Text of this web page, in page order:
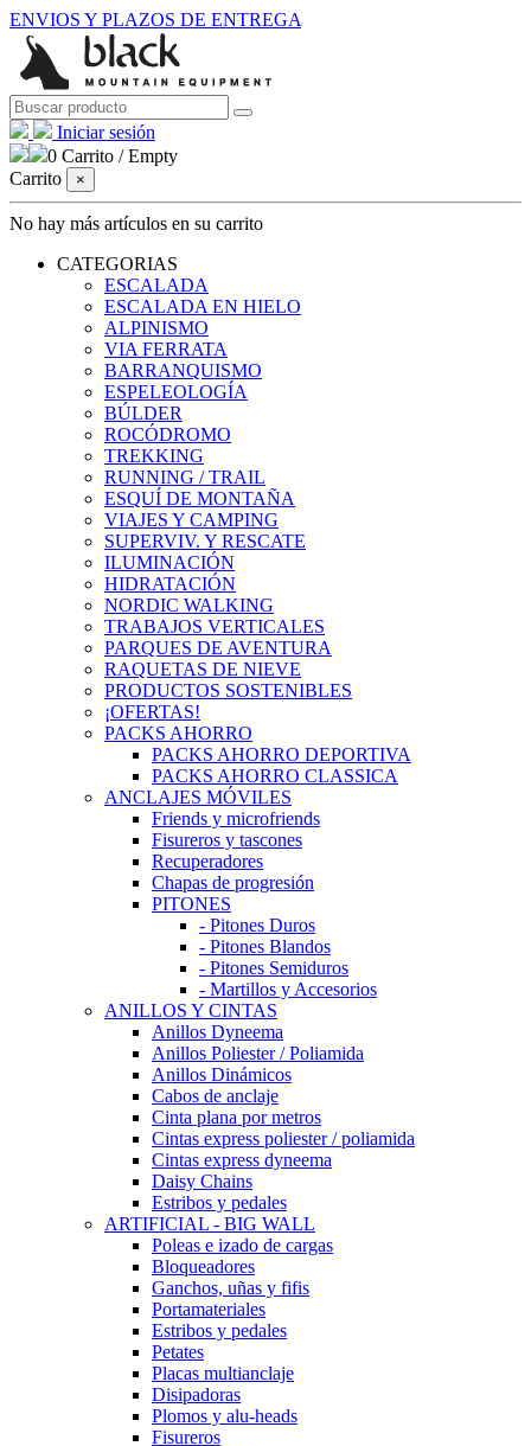
ENVIOS Y PLAZOS DE ENTREGA
Iniciar sesión
0 Carrito /Empty
Carrito
×
No hay más artículos en su carrito
CATEGORIAS
ESCALADA
ESCALADA EN HIELO
ALPINISMO
VIA FERRATA
BARRANQUISMO
ESPELEOLOGÍA
BÚLDER
ROCÓDROMO
TREKKING
RUNNING / TRAIL
ESQUÍ DE MONTAÑA
VIAJES Y CAMPING
SUPERVIV. Y RESCATE
ILUMINACIÓN
HIDRATACIÓN
NORDIC WALKING
TRABAJOS VERTICALES
PARQUES DE AVENTURA
RAQUETAS DE NIEVE
PRODUCTOS SOSTENIBLES
¡OFERTAS!
PACKS AHORRO
PACKS AHORRO DEPORTIVA
PACKS AHORRO CLASSICA
ANCLAJES MÓVILES
Friends y microfriends
Fisureros y tascones
Recuperadores
Chapas de progresión
PITONES
- Pitones Duros
- Pitones Blandos
- Pitones Semiduros
- Martillos y Accesorios
ANILLOS Y CINTAS
Anillos Dyneema
Anillos Poliester / Poliamida
Anillos Dinámicos
Cabos de anclaje
Cinta plana por metros
Cintas express poliester / poliamida
Cintas express dyneema
Daisy Chains
Estribos y pedales
ARTIFICIAL - BIG WALL
Poleas e izado de cargas
Bloqueadores
Ganchos, uñas y fifis
Portamateriales
Estribos y pedales
Petates
Placas multianclaje
Disipadoras
Plomos y alu-heads
Fisureros